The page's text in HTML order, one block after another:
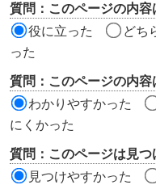
価
ア
質問：このページの内容
役に立った
どち
った
質問：このページの内
わかりやすかった
にくかった
質問：このページは見つ
見つけやすかった